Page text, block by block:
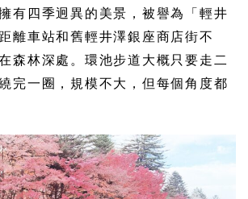
有四季迥異的美景，被譽為「輕井
離車站和舊輕井澤銀座商店街不
森林深處。環池步道大概只要走二
完一圈，規模不大，但每個角度都